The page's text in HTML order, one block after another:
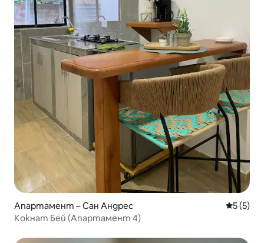
Апартамент – Сан Андрес Средна
5 (5)
Кокнат Бей (Апартамент 4)